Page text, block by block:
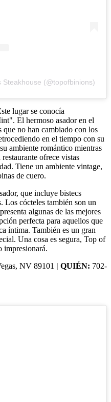
Steakhouse (@topofbinions)
lugar se conocía
El hermoso asador en el
que no han cambiado con los
en el tiempo con su
ambiente romántico mientras
ofrece vistas
Tiene un ambiente vintage,
de cuero.
que incluye bistecs
Los cócteles también son un
algunas de las mejores
perfecta para aquellos que
íntima. También es un gran
Una cosa es segura, Top of
impresionará.
NV 89101 | QUIÉN: 702-